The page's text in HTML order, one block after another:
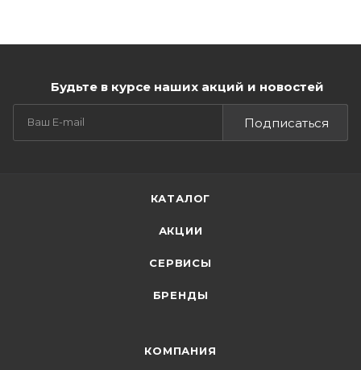
Будьте в курсе наших акций и новостей
Подписаться
КАТАЛОГ
АКЦИИ
СЕРВИСЫ
БРЕНДЫ
КОМПАНИЯ